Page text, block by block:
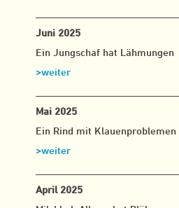
Juni 2025
Ein Jungschaf hat Lähmungen
>weiter
Mai 2025
Ein Rind mit Klauenproblemen
>weiter
April 2025